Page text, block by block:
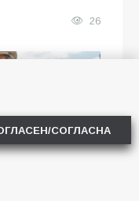
26
СОГЛАСНА